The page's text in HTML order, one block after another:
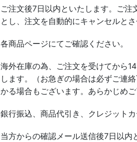
ご注文後7日以内といたします。ご
とし、注文を自動的にキャンセルとさ
各商品ページにてご確認ください。
海外在庫の為、ご注文を受けてから
します。（お急ぎの場合は必ずご連
かる場合もございます。あらかじめご
銀行振込、商品代引き、クレジット
当方からの確認メール送信後7日以内